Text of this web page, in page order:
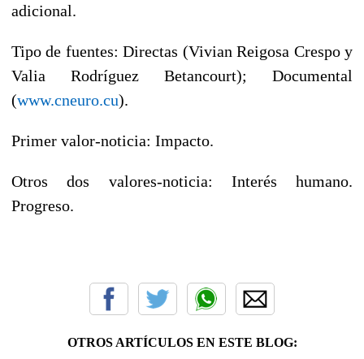
adicional.
Tipo de fuentes: Directas (Vivian Reigosa Crespo y
Valia Rodríguez Betancourt); Documental
(www.cneuro.cu).
Primer valor-noticia: Impacto.
Otros dos valores-noticia: Interés humano.
Progreso.
OTROS ARTÍCULOS EN ESTE BLOG: